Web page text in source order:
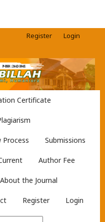
Certificate
Process Submissions
Author Fee
About the Journal
Register Login
Register Login